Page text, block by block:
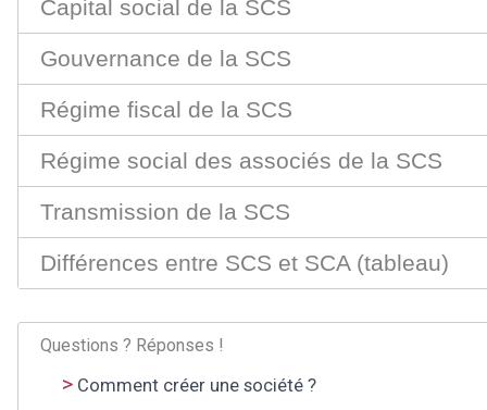
Capital social de la SCS
Gouvernance de la SCS
Régime fiscal de la SCS
Régime social des associés de la SCS
Transmission de la SCS
Différences entre SCS et SCA (tableau)
Questions ? Réponses !
Comment créer une société ?